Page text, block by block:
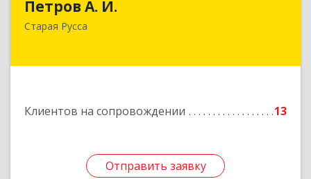
Петров А. И.
Старая Русса
Клиентов на сопровождении 13
Отправить заявку
Отправить заявку